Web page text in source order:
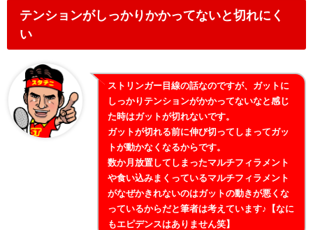
テンションがしっかりかかってないと切れにく
い
ストリンガー目線の話なのですが、ガットに
しっかりテンションがかかってないなと感じ
た時はガットが切れないです。
ガットが切れる前に伸び切ってしまってガッ
トが動かなくなるからです。
数か月放置してしまったマルチフィラメント
や食い込みまくっているマルチフィラメント
がなぜかきれないのはガットの動きが悪くな
っているからだと筆者は考えています♪【なに
もエピデンスはありません笑】